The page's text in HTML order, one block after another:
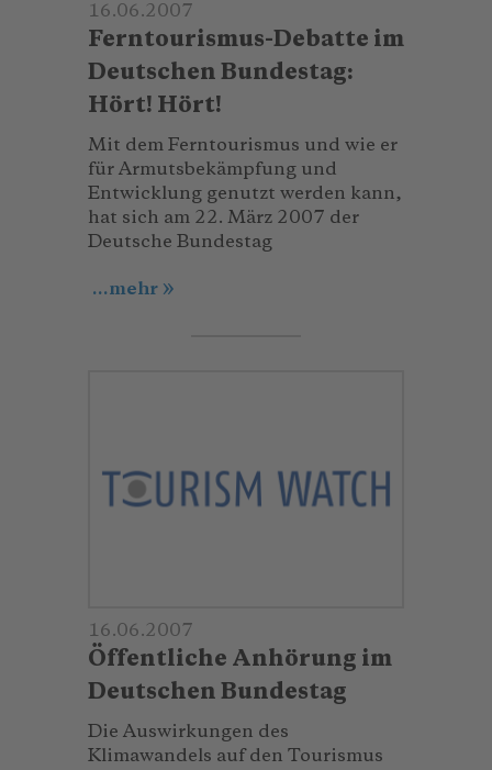
16.06.2007
Ferntourismus-Debatte im
Deutschen Bundestag:
Hört! Hört!
Mit dem Ferntourismus und wie er
für Armutsbekämpfung und
Entwicklung genutzt werden kann,
hat sich am 22. März 2007 der
Deutsche Bundestag
...mehr
16.06.2007
Öffentliche Anhörung im
Deutschen Bundestag
Die Auswirkungen des
Klimawandels auf den Tourismus